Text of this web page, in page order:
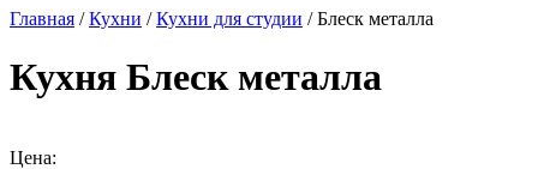
Главная /Кухни /Кухни для студии / Блеск металла
Кухня Блеск металла
Цена: